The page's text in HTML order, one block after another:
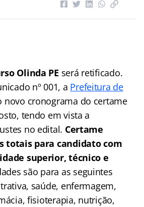
Olinda PE será retificado.
nº 001, a Prefeitura de
novo cronograma do certame
tendo em vista a
no edital. Certame
totais para candidato com
superior, técnico e
são para as seguintes
saúde, enfermagem,
fisioterapia, nutrição,